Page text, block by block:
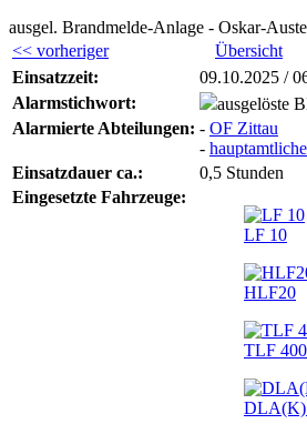
ausgel. Brandmelde-Anlage - Oskar-
<< vorheriger
Übersicht
Einsatzzeit:
09.10.2025 /
Alarmstichwort:
ausgelöste
Alarmierte Abteilungen: - OF Zittau
-
Einsatzdauer ca.:
0,5 Stunden
Eingesetzte Fahrzeuge:
LF 10
HLF20
TLF
DLA(K)